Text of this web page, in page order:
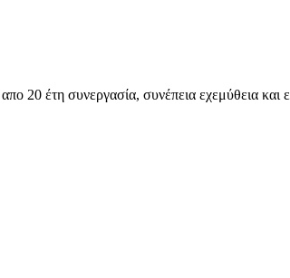
20 έτη συνεργασία, συνέπεια εχεμύθεια και